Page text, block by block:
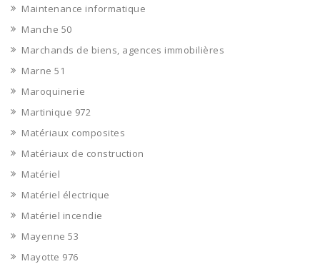
Maintenance informatique
Manche 50
Marchands de biens, agences immobilières
Marne 51
Maroquinerie
Martinique 972
Matériaux composites
Matériaux de construction
Matériel
Matériel électrique
Matériel incendie
Mayenne 53
Mayotte 976